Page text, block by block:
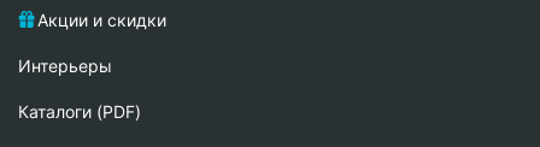
Акции и скидки
Интерьеры
Каталоги (PDF)